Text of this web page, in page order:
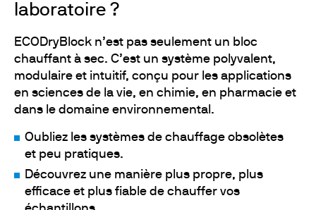
laboratoire ?
ECODryBlock n’est pas seulement un bloc
chauffant à sec. C’est un système polyvalent,
modulaire et intuitif, conçu pour les applications
en sciences de la vie, en chimie, en pharmacie et
dans le domaine environnemental.
Oubliez les systèmes de chauffage obsolètes
et peu pratiques.
Découvrez une manière plus propre, plus
efficace et plus fiable de chauffer vos